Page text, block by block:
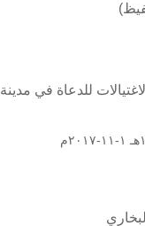
للدعاة في مدينة